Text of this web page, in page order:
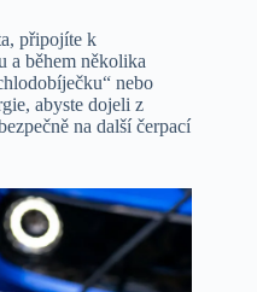
připojíte k
a během několika
nebo
abyste dojeli z
na další čerpací